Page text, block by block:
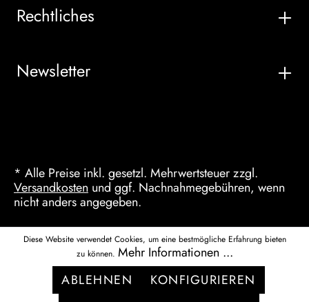
Rechtliches
Newsletter
* Alle Preise inkl. gesetzl. Mehrwertsteuer zzgl.
Versandkosten und ggf. Nachnahmegebühren, wenn
nicht anders angegeben.
Diese Website verwendet Cookies, um eine bestmögliche Erfahrung bieten
zu können. Mehr Informationen ...
ABLEHNEN
KONFIGURIEREN